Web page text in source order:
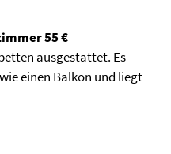
55 €
ausgestattet. Es
einen Balkon und liegt